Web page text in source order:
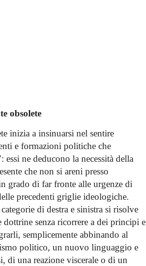
obsolete
inizia a insinuarsi nel sentire
e formazioni politiche che
ne deducono la necessità della
che non si areni presso
grado di far fronte alle urgenze di
precedenti griglie ideologiche.
di destra e sinistra si risolve
senza ricorrere a dei principi e
semplicemente abbinando al
politico, un nuovo linguaggio e
di una reazione viscerale o di un